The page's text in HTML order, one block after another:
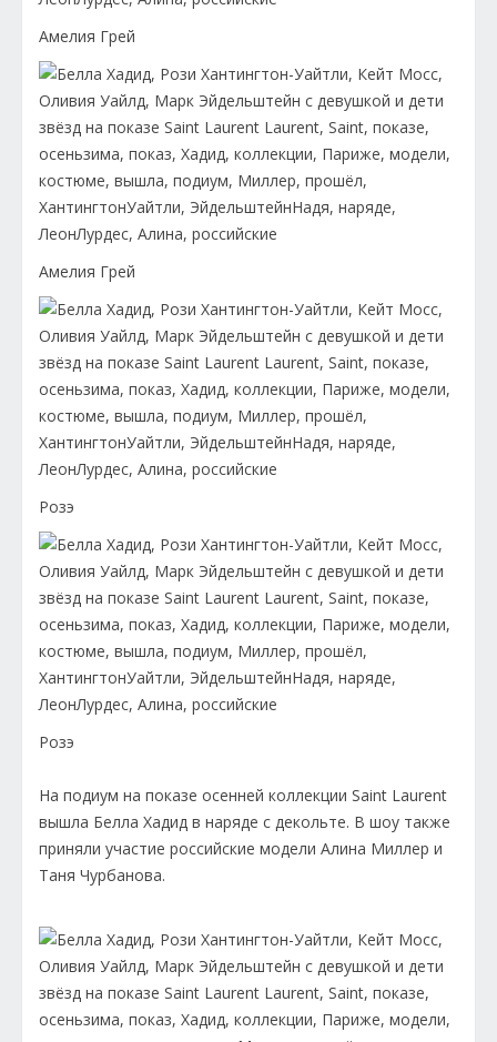
Амелия Грей
Амелия Грей
Розэ
Розэ
На подиум на показе осенней коллекции Saint Laurent
вышла Белла Хадид в наряде с декольте. В шоу также
приняли участие российские модели Алина Миллер и
Таня Чурбанова.